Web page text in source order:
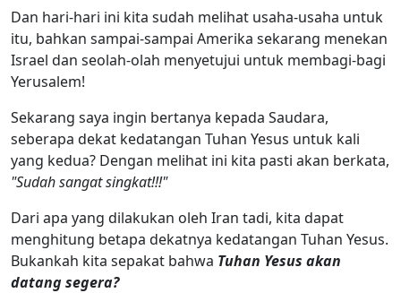
Dan hari-hari ini kita sudah melihat usaha-usaha untuk
itu, bahkan sampai-sampai Amerika sekarang menekan
Israel dan seolah-olah menyetujui untuk membagi-bagi
Yerusalem!
Sekarang saya ingin bertanya kepada Saudara,
seberapa dekat kedatangan Tuhan Yesus untuk kali
yang kedua? Dengan melihat ini kita pasti akan berkata,
"Sudah sangat singkat!!!"
Dari apa yang dilakukan oleh Iran tadi, kita dapat
menghitung betapa dekatnya kedatangan Tuhan Yesus.
Bukankah kita sepakat bahwa Tuhan Yesus akan
datang segera?